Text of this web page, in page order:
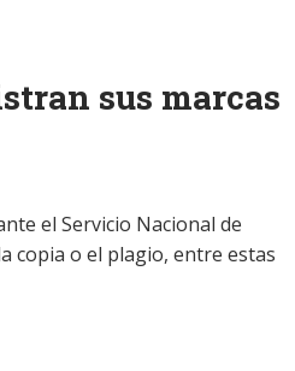
sus marcas
el Servicio Nacional de
copia o el plagio, entre estas